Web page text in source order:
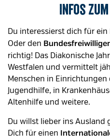
Infos
Du interessierst dich für ein
Oder den
richtig! Das Diakonische
Westfalen und vermittelt
Menschen in Einrichtungen
Jugendhilfe, in
Altenhilfe und weitere.
Du willst lieber ins Ausland
Dich für einen